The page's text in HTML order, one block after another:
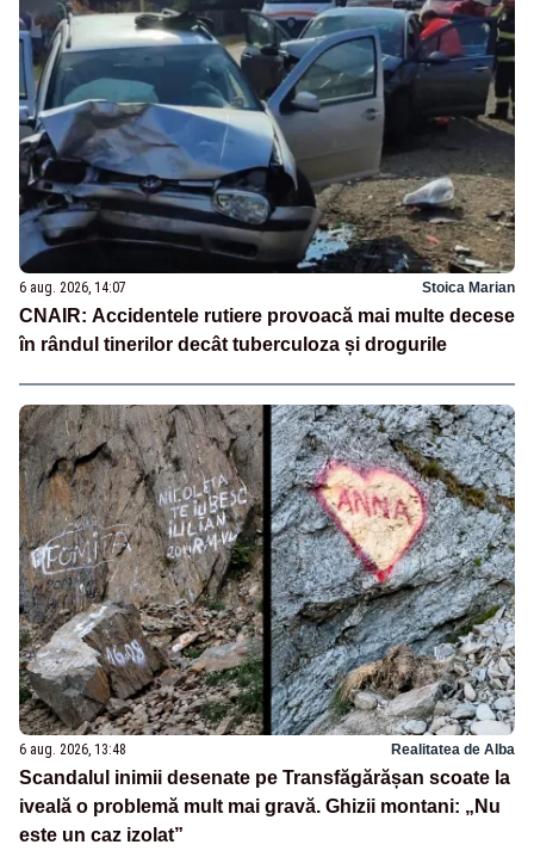
6 aug. 2026, 14:07 Stoica Marian
CNAIR: Accidentele rutiere provoacă mai multe decese
în rândul tinerilor decât tuberculoza și drogurile
6 aug. 2026, 13:48 Realitatea de Alba
Scandalul inimii desenate pe Transfăgărășan scoate la
iveală o problemă mult mai gravă. Ghizii montani: „Nu
este un caz izolat”